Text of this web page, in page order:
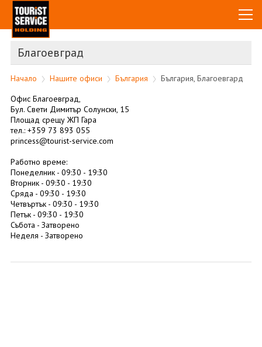
Български
АВТОБУСЕН ТРАНСПОРТ
Разписания
Какво предлагаме
Галерия
КУРИЕРСКИ УСЛУГИ
Пратки Гърция-България
АДРЕСИ ОФИСИ
Гърция
ОП-BG16RFOP002-2.091-0342-C01
ОП-BG16RFOP002 2.077 1697 C01
Подкрепа за МСП-1 фаза
ОЩЕ
За нас
Политика на
поверителност
Благоевград
Начало Нашите офиси България
България, Благоевгард
Офис Благоевград,
Бул. Свети Димитър Солунски, 15
Площад срещу ЖП Гара
тел.: +359 73 893 055
princess@tourist-service.com
Работно време:
Понеделник - 09:30 - 19:30
Вторник - 09:30 - 19:30
Сряда - 09:30 - 19:30
Четвъртък - 09:30 - 19:30
Петък - 09:30 - 19:30
Събота - Затворено
Неделя - Затворено